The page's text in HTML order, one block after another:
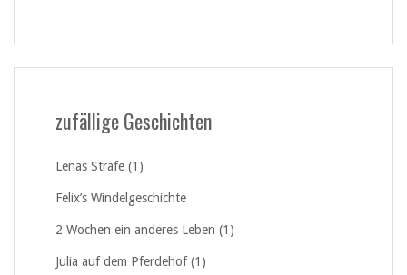
zufällige Geschichten
Lenas Strafe (1)
Felix’s Windelgeschichte
2 Wochen ein anderes Leben (1)
Julia auf dem Pferdehof (1)